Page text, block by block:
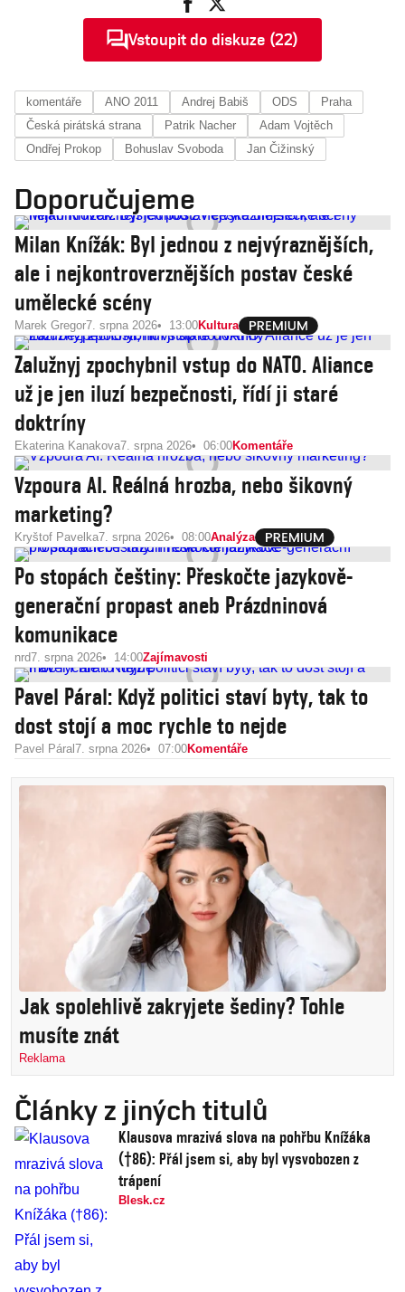
Vstoupit do diskuze (22)
komentáře ANO 2011 Andrej Babiš ODS
Praha
Česká pirátská strana
Patrik Nacher
Adam Vojtěch
Ondřej Prokop
Bohuslav Svoboda Jan Čižinský
Doporučujeme
Milan Knížák: Byl jednou z nejvýraznějších,
ale i nejkontroverznějších postav české
umělecké scény
Marek Gregor7. srpna 2026 13:00Kultura
Zalužnyj zpochybnil vstup do NATO. Aliance
už je jen iluzí bezpečnosti, řídí ji staré
doktríny
Ekaterina Kanakova7. srpna 2026 06:00Komentáře
Vzpoura AI. Reálná hrozba, nebo šikovný
marketing?
Kryštof Pavelka7. srpna 2026 08:00Analýza
Po stopách češtiny: Přeskočte jazykově-
generační propast aneb Prázdninová
komunikace
nrd7. srpna 2026 14:00Zajímavosti
Pavel Páral: Když politici staví byty, tak to
dost stojí a moc rychle to nejde
Pavel Páral 7. srpna 2026 07:00Komentáře
Jak spolehlivě zakryjete šediny? Tohle
musíte znát
Reklama
Články z jiných titulů
Klausova mrazivá slova na pohřbu Knížáka
(†86): Přál jsem si, aby byl vysvobozen z
trápení
Blesk.cz